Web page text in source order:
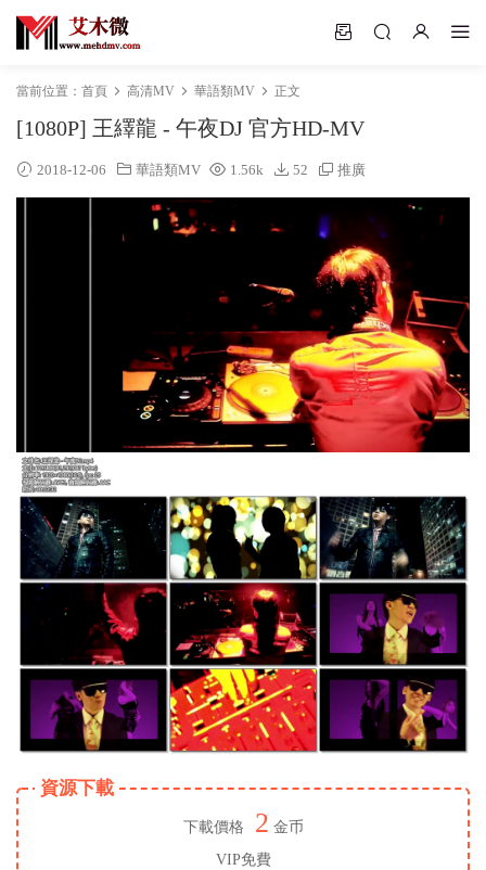
當前位置： 首頁 高清MV 華語類MV 正文
[1080P] 王繹龍 - 午夜DJ 官方HD-MV
2018-12-06 華語類MV 1.56k 52 推廣
資源下載
下載價格 2 金币
VIP免費